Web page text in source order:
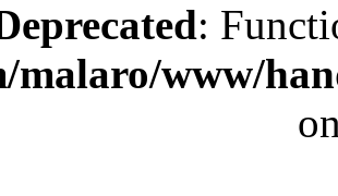
:
malaro/www/